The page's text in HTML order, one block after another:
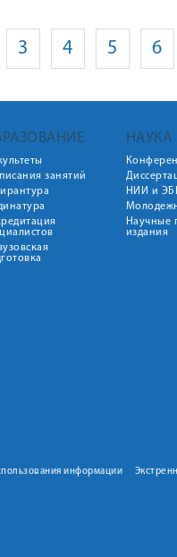
3 4 5 6
занятий
НАУКА
НИИ и
Научные
издания
информации